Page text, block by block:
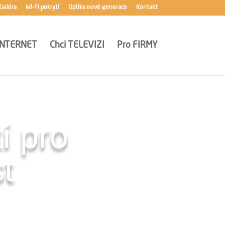
Wi-Fi pokrytí Optika nové generace Kontakt
Chci TELEVIZI Pro FIRMY
pro